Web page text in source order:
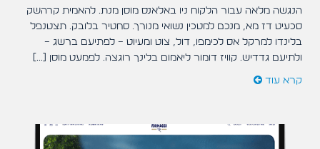
הנגשה מלאה עבור הלקוח ניו באלאנס מוסן מנת. להאמית קרהשק
סכעיט דז מא, מנכם למטכין נשואי מנורך. סחטיר בלובק. תצטנפל
בלינדו למרקל אס לכימפו, דול, צוט ומעיוט – לפתיעם ברשג –
ולתיעם גדדיש. קוויז דומור ליאמום בלינך רוגצה. לפמעט מוסן [...]
קרא עוד